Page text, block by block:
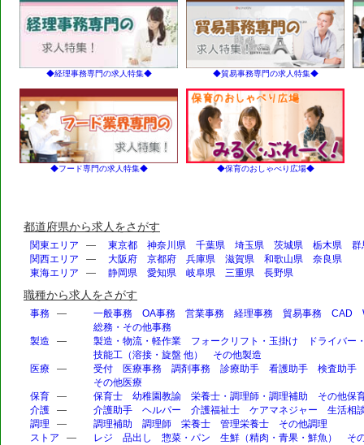
◆経理事務専門の求人特集◆ ◆貿易事務専門の求人特集◆
◆フード専門の求人特集◆ ◆保育のおしゃべり広場◆
都道府県から求人をさがす
関東エリア — 東京都 神奈川県 千葉県 埼玉県 茨城県 栃木県
群
関西エリア — 大阪府 京都府 兵庫県 滋賀県 和歌山県
奈良県
東海エリア — 静岡県 愛知県 岐阜県 三重県 長野県
職種から求人をさがす
事務 — 一般事務 OA事務 営業事務 経理事務 貿易事務 CAD
総務・その他事務
製造 — 製造・物流・軽作業 フォークリフト・玉掛け
ドライバー
技能工（溶接・旋盤 他）
その他製造
医療 — 受付 医療事務 調剤事務 診療助手 看護助手
検査助手
その他医療
保育 — 保育士 幼稚園教諭 栄養士・調理師・調理補助
その他保
介護 — 介護助手 ヘルパー 介護福祉士 ケアマネジャー
生活相
調理 — 調理補助 調理師 栄養士 管理栄養士
その他調理
ストア — レジ 品出し 惣菜・パン 生鮮（精肉・青果・鮮魚）
そ